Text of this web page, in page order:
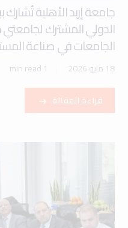
جامعة إربد الأهلية
الدولي المشترك
الجامعات في صناعة
18 مايو 2026 1 min read
قراءة المقالة